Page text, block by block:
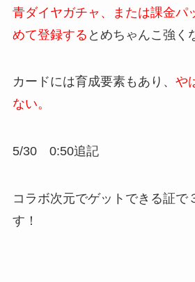
青ダイヤガチャ、または課金パ
めて登録する とめちゃんこ強く
カードには育成要素もあり、 や
ない。
5/30 0:50追記
コラボ次元でゲットできる証で
す！